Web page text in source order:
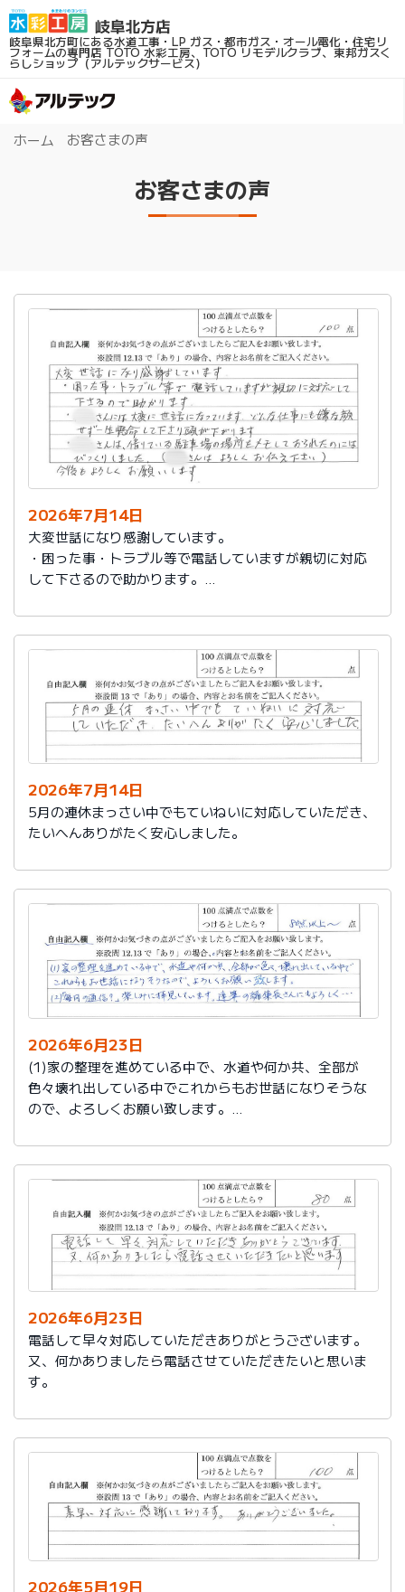
岐阜県北方町にある水道工事・LP ガス・都市ガス・オール電化・住宅リ
フォームの専門店TOTO 水彩工房、TOTO リモデルクラブ、東邦ガスく
らしショップ（アルテックサービス）
ホーム お客さまの声
お客さまの声
2026年7月14日
大変世話になり感謝しています。
・困った事・トラブル等で電話していますが親切に対応
して下さるので助かります。
にも嫌な顔せず一生懸命して下さり頭が下がります。
・社員さんは、借りている駐車場の場所をメモしておら
れたのにはびっくりしました。（社員さんはよろしくお
伝え下さい）
今後もよろしくお願いします。
2026年7月14日
5月の連休まっさい中でもていねいに対応していただき、
たいへんありがたく安心しました。
2026年6月23日
(1)家の整理を進めている中で、水道や何か共、全部が
色々壊れ出している中でこれからもお世話になりそうな
ので、よろしくお願い致します。
集長さんにもよろしく…
2026年6月23日
電話して早々対応していただきありがとうございます。
又、何かありましたら電話させていただきたいと思いま
す。
2026年5月19日